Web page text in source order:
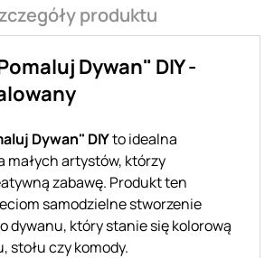
produktu
Dywan" DIY -
Dywan" DIYto idealna
małych artystów, którzy
zabawę. Produkt ten
samodzielne stworzenie
dywanu, który stanie się kolorową
stołu czy komody.